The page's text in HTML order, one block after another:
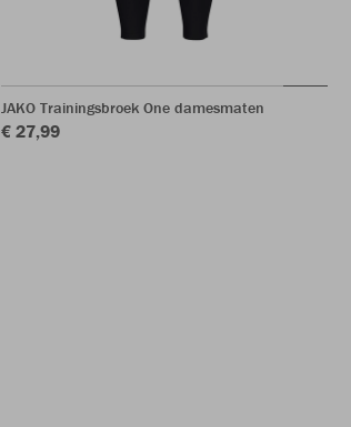
JAKO Trainingsbroek One damesmaten
€ 27,99